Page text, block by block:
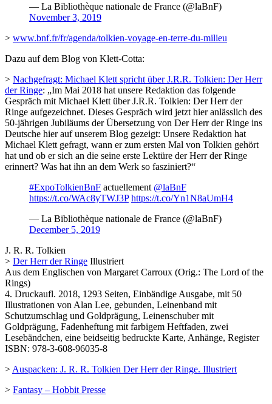
— La Bibliothèque nationale de France (@laBnF)
November 3, 2019
> www.bnf.fr/fr/agenda/tolkien-voyage-en-terre-du-milieu
Dazu auf dem Blog von Klett-Cotta:
> Nachgefragt: Michael Klett spricht über J.R.R. Tolkien: Der Herr
der Ringe: „Im Mai 2018 hat unsere Redaktion das folgende
Gespräch mit Michael Klett über J.R.R. Tolkien: Der Herr der
Ringe aufgezeichnet. Dieses Gespräch wird jetzt hieranlässlich des
50-jährigen Jubiläums der Übersetzung von Der Herr der Ringe ins
Deutsche hier auf unserem Blog gezeigt: Unsere Redaktion hat
Michael Klett gefragt, wann er zum ersten Mal von Tolkien gehört
hat und ob er sich an die seine erste Lektüre der Herr der Ringe
erinnert? Was hat ihn an dem Werk so fasziniert?“
#ExpoTolkienBnF actuellement @laBnF
https://t.co/WAc8yTWJ3P https://t.co/Yn1N8aUmH4
— La Bibliothèque nationale de France (@laBnF)
December 5, 2019
J. R. R. Tolkien
> Der Herr der Ringe Illustriert
Aus dem Englischen von Margaret Carroux (Orig.: The Lord of the
Rings)
4. Druckaufl. 2018, 1293 Seiten, Einbändige Ausgabe, mit 50
Illustrationen von Alan Lee, gebunden, Leinenband mit
Schutzumschlag und Goldprägung, Leinenschuber mit
Goldprägung, Fadenheftung mit farbigem Heftfaden, zwei
Lesebändchen, eine beidseitig bedruckte Karte, Anhänge, Register
ISBN: 978-3-608-96035-8
> Auspacken: J. R. R. Tolkien Der Herr der Ringe. Illustriert
> Fantasy – Hobbit Presse